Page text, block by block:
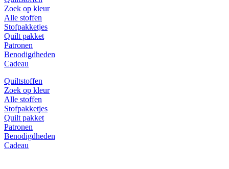
Zoek op kleur
Alle stoffen
Stofpakketjes
Quilt pakket
Patronen
Benodigdheden
Cadeau
Quiltstoffen
Zoek op kleur
Alle stoffen
Stofpakketjes
Quilt pakket
Patronen
Benodigdheden
Cadeau